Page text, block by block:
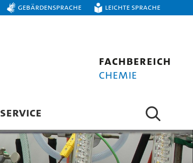
Gebärdensprache Leichte Sprache
Fachbereich
Chemie
SERVICE